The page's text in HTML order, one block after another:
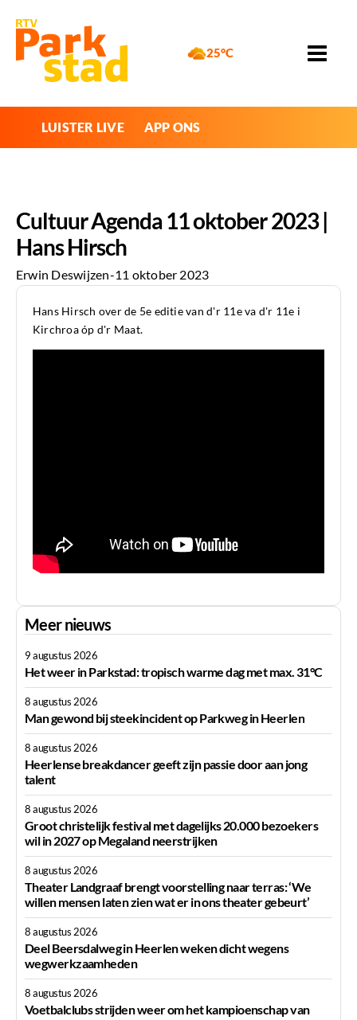
25°C
LUISTER LIVE APP ONS
Cultuur Agenda 11 oktober 2023 |
Hans Hirsch
Erwin Deswijzen-11 oktober 2023
Hans Hirsch over de 5e editie van d'r 11e va d'r 11e i
Kirchroa óp d'r Maat.
Meer nieuws
9 augustus 2026
Het weer in Parkstad: tropisch warme dag met max. 31°C
8 augustus 2026
Man gewond bij steekincident op Parkweg in Heerlen
8 augustus 2026
Heerlense breakdancer geeft zijn passie door aan jong
talent
8 augustus 2026
Groot christelijk festival met dagelijks 20.000 bezoekers
wil in 2027 op Megaland neerstrijken
8 augustus 2026
Theater Landgraaf brengt voorstelling naar terras: ‘We
willen mensen laten zien wat er in ons theater gebeurt’
8 augustus 2026
Deel Beersdalweg in Heerlen weken dicht wegens
wegwerkzaamheden
8 augustus 2026
Voetbalclubs strijden weer om het kampioenschap van